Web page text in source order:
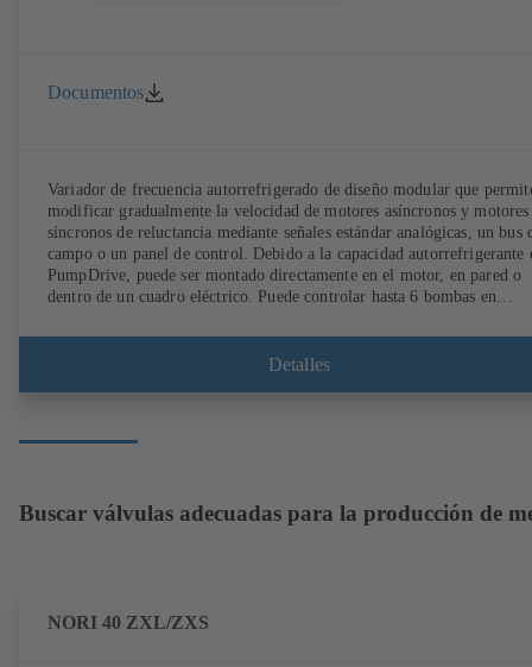
Documentos
Variador de frecuencia autorrefrigerado de diseño modular que
modificar gradualmente la velocidad de motores asíncronos y motores
síncronos de reluctancia mediante señales estándar analógicas, un bus
campo o un panel de control. Debido a la capacidad autorrefrigerante
PumpDrive, puede ser montado directamente en el motor, en pared o
dentro de un cuadro eléctrico. Puede controlar hasta 6 bombas en
Detalles
Buscar válvulas adecuadas para la producción de
NORI 40 ZXL/ZXS